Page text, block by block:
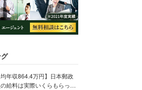
均年収864.4万円】日本郵政
給料は実際いくらもらって